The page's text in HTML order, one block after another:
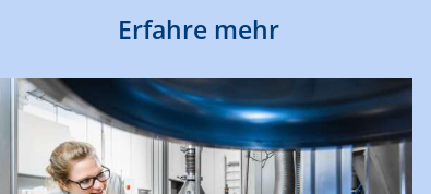
Erfahre mehr